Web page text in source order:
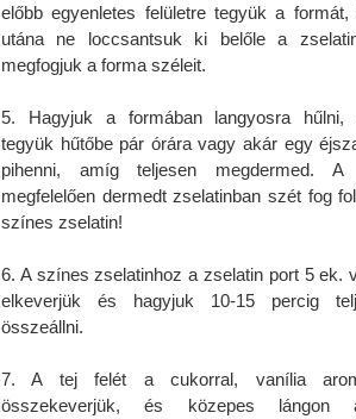
előbb egyenletes felületre tegyük a formát,
utána ne loccsantsuk ki belőle a
megfogjuk a forma széleit.
5. Hagyjuk a formában langyosra hűlni,
tegyük hűtőbe pár órára vagy akár egy
pihenni, amíg teljesen megdermed. A
megfelelően dermedt zselatinban szét fog
színes zselatin!
6. A színes zselatinhoz a zselatin port 5 ek.
elkeverjük és hagyjuk 10-15 percig
összeállni.
7. A tej felét a cukorral, vanília
összekeverjük, és közepes lángon